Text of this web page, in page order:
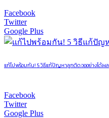
Facebook
Twitter
Google Plus
แก้ไปพร้อมกัน! 5 วิธีแก้ปัญหาลูกติดจออย่างได้ผล
Facebook
Twitter
Google Plus